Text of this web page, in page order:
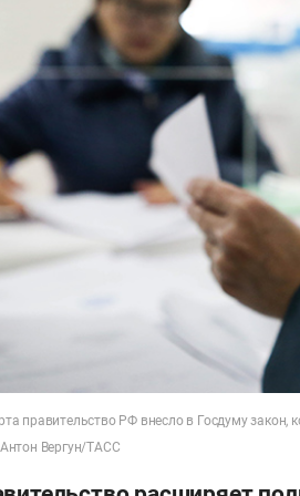
правительство РФ внесло в Госдуму
Вергун/ТАСС